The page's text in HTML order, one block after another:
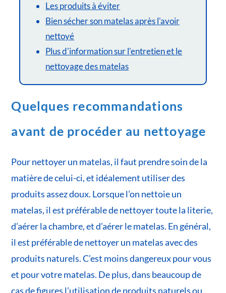
Les produits à éviter
Bien sécher son matelas après l'avoir
nettoyé
Plus d'information sur l'entretien et le
nettoyage des matelas
Quelques recommandations
avant de procéder au nettoyage
Pour nettoyer un matelas, il faut prendre soin de la
matière de celui-ci, et idéalement utiliser des
produits assez doux. Lorsque l’on nettoie un
matelas, il est préférable de nettoyer toute la literie,
d’aérer la chambre, et d’aérer le matelas. En général,
il est préférable de nettoyer un matelas avec des
produits naturels. C’est moins dangereux pour vous
et pour votre matelas. De plus, dans beaucoup de
cas de figures l’utilisation de produits naturels ou